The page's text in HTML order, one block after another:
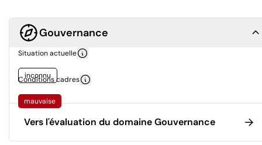
Gouvernance
Situation actuelle
inconnu
Conditions cadres
mauvaise
Vers l'évaluation du domaine Gouvernance